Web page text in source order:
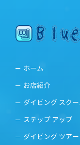
ホーム
お店紹介
ダイビング スク
ステップ アップ
ダイビング ツアー